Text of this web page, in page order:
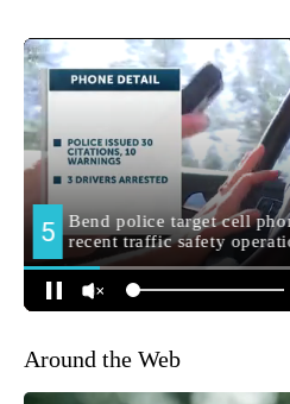
Around the Web